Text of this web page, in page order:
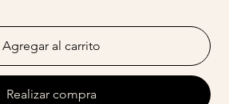
Agregar al carrito
Realizar compra